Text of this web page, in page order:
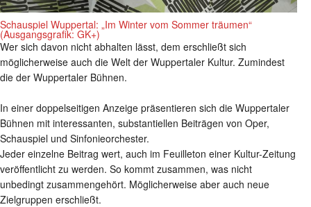
Schauspiel Wuppertal: „Im Winter vom Sommer träumen“
(Ausgangsgrafik: GK+)
Wer sich davon nicht abhalten lässt, dem erschließt sich
möglicherweise auch die Welt der Wuppertaler Kultur. Zumindest
die der Wuppertaler Bühnen.
In einer doppelseitigen Anzeige präsentieren sich die Wuppertaler
Bühnen mit interessanten, substantiellen Beiträgen von Oper,
Schauspiel und Sinfonieorchester.
Jeder einzelne Beitrag wert, auch im Feuilleton einer Kultur-Zeitung
veröffentlicht zu werden. So kommt zusammen, was nicht
unbedingt zusammengehört. Möglicherweise aber auch neue
Zielgruppen erschließt.